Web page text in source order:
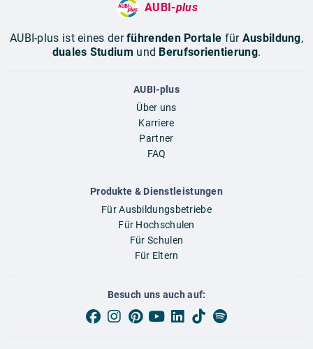
AUBI-plus
AUBI-plus ist eines derführenden Portale für Ausbildung,
duales Studium und Berufsorientierung.
AUBI-plus
Über uns
Karriere
Partner
FAQ
Produkte & Dienstleistungen
Für Ausbildungsbetriebe
Für Hochschulen
Für Schulen
Für Eltern
Besuch uns auch auf: